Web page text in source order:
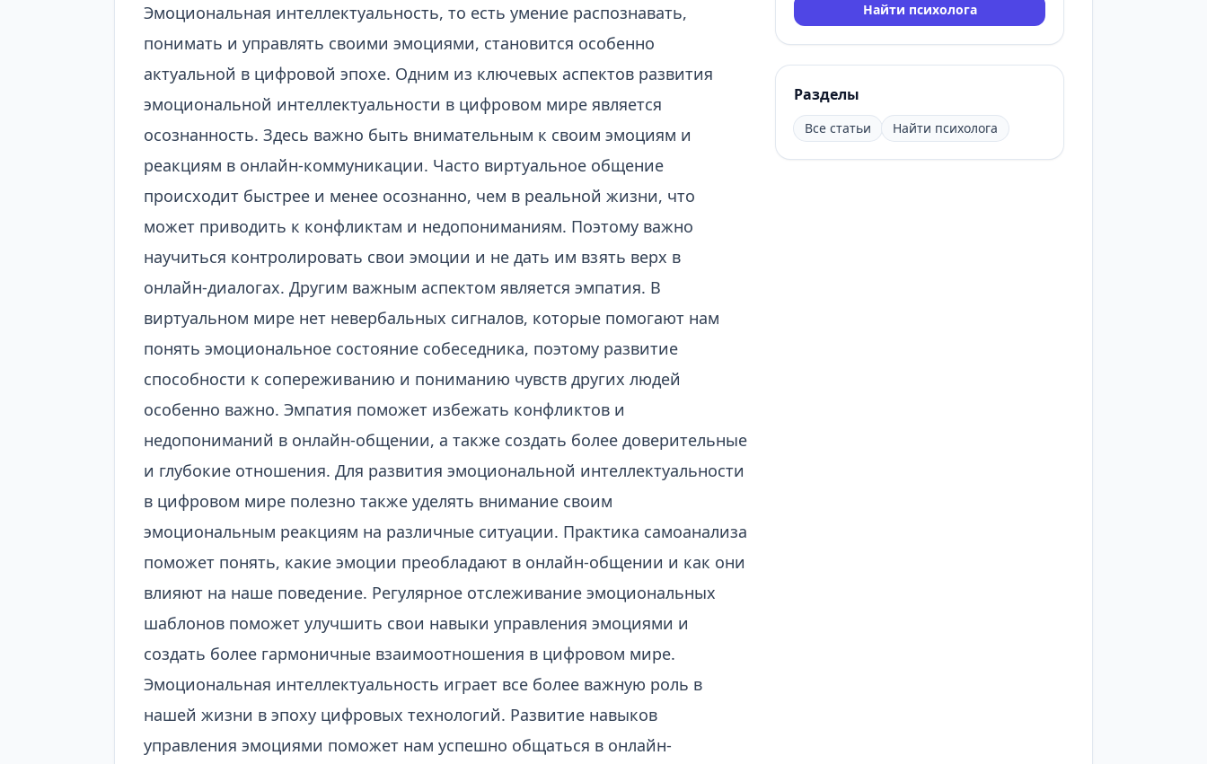
Эмоциональная интеллектуальность, то есть умение распознавать,
понимать и управлять своими эмоциями, становится особенно
актуальной в цифровой эпохе. Одним из ключевых аспектов развития
эмоциональной интеллектуальности в цифровом мире является
осознанность. Здесь важно быть внимательным к своим эмоциям и
реакциям в онлайн-коммуникации. Часто виртуальное общение
происходит быстрее и менее осознанно, чем в реальной жизни, что
может приводить к конфликтам и недопониманиям. Поэтому важно
научиться контролировать свои эмоции и не дать им взять верх в
онлайн-диалогах. Другим важным аспектом является эмпатия. В
виртуальном мире нет невербальных сигналов, которые помогают нам
понять эмоциональное состояние собеседника, поэтому развитие
способности к сопереживанию и пониманию чувств других людей
особенно важно. Эмпатия поможет избежать конфликтов и
недопониманий в онлайн-общении, а также создать более доверительные
и глубокие отношения. Для развития эмоциональной интеллектуальности
в цифровом мире полезно также уделять внимание своим
эмоциональным реакциям на различные ситуации. Практика самоанализа
поможет понять, какие эмоции преобладают в онлайн-общении и как они
влияют на наше поведение. Регулярное отслеживание эмоциональных
шаблонов поможет улучшить свои навыки управления эмоциями и
создать более гармоничные взаимоотношения в цифровом мире.
Эмоциональная интеллектуальность играет все более важную роль в
нашей жизни в эпоху цифровых технологий. Развитие навыков
управления эмоциями поможет нам успешно общаться в онлайн-
Найти психолога
Разделы
Все статьи Найти психолога